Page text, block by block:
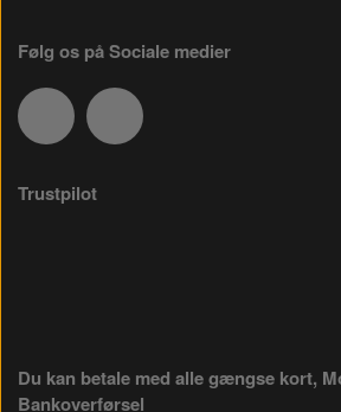
Følg os på Sociale medier
Trustpilot
Du kan betale med alle gængse kort,
Bankoverførsel